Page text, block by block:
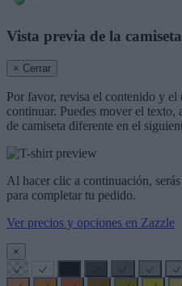
Vista previa de la camiseta
× Cerrar
Por favor, revisa el contenido y el
continuar. Puedes mover el
de camiseta diferente en el
Al hacer clic a continuación,
para completar tu pedido.
Ver precios y opciones en Zazzle
×